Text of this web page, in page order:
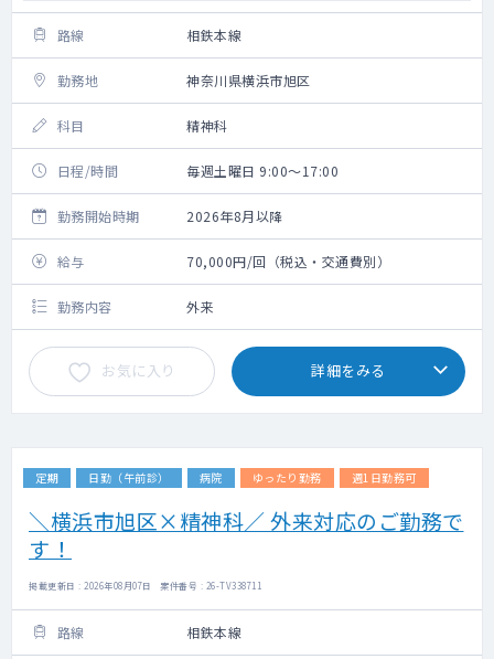
路線 相鉄本線
勤務地 神奈川県横浜市旭区
科目 精神科
日程/時間 毎週土曜日 9:00～17:00
勤務開始時期 2026年8月以降
給与 70,000円/回（税込・交通費別）
勤務内容 外来
お気に入り 詳細をみる
定期 日勤（午前診） 病院 ゆったり勤務 週1日勤務可
＼横浜市旭区×精神科／ 外来対応のご勤務で
す！
掲載更新日 : 2026年08月07日 案件番号 : 26-TV338711
路線 相鉄本線